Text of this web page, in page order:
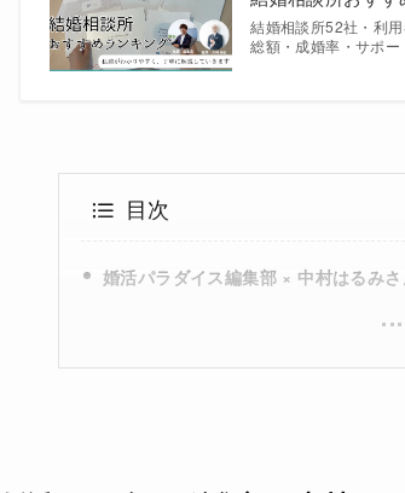
結婚相談所52社・利
総額・成婚率・サポ
目次
婚活パラダイス編集部 × 中村はるみ